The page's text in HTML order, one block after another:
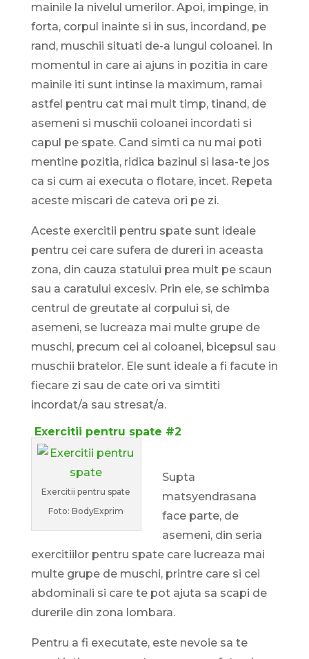
mainile la nivelul umerilor. Apoi, impinge, in
forta, corpul inainte si in sus, incordand, pe
rand, muschii situati de-a lungul coloanei. In
momentul in care ai ajuns in pozitia in care
mainile iti sunt intinse la maximum, ramai
astfel pentru cat mai mult timp, tinand, de
asemeni si muschii coloanei incordati si
capul pe spate. Cand simti ca nu mai poti
mentine pozitia, ridica bazinul si lasa-te jos
ca si cum ai executa o flotare, incet. Repeta
aceste miscari de cateva ori pe zi.
Aceste exercitii pentru spate sunt ideale
pentru cei care sufera de dureri in aceasta
zona, din cauza statului prea mult pe scaun
sau a caratului excesiv. Prin ele, se schimba
centrul de greutate al corpului si, de
asemeni, se lucreaza mai multe grupe de
muschi, precum cei ai coloanei, bicepsul sau
muschii bratelor. Ele sunt ideale a fi facute in
fiecare zi sau de cate ori va simtiti
incordat/a sau stresat/a.
Exercitii pentru spate #2
Exercitii pentru spate
Foto: BodyExprim
Supta
matsyendrasana
face parte, de
asemeni, din seria
exercitiilor pentru spate care lucreaza mai
multe grupe de muschi, printre care si cei
abdominali si care te pot ajuta sa scapi de
durerile din zona lombara.
Pentru a fi executate, este nevoie sa te